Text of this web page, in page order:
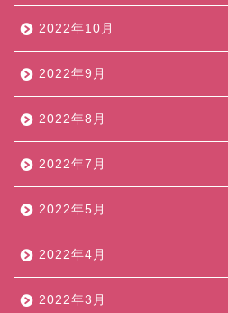
2022年10月
2022年9月
2022年8月
2022年7月
2022年5月
2022年4月
2022年3月